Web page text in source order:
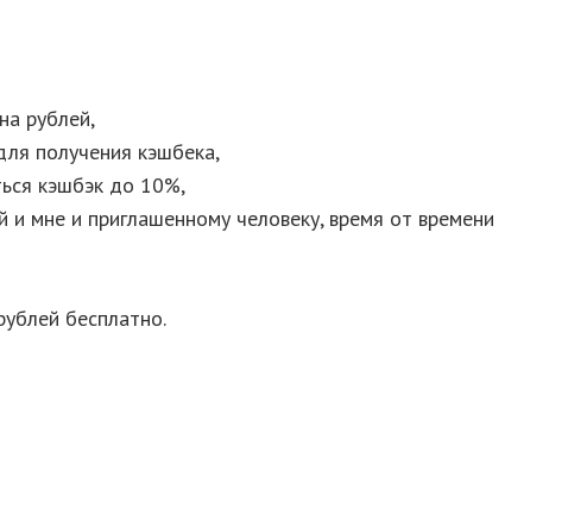
рублей,
получения кэшбека,
кэшбэк до 10%,
мне и приглашенному человеку, время от времени
бесплатно.